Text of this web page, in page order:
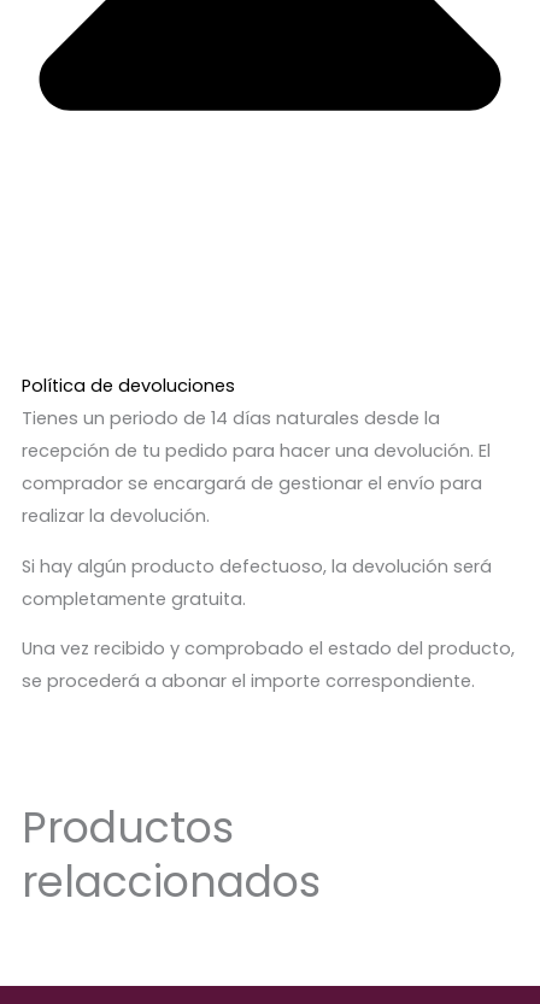
Política de devoluciones
Tienes un periodo de 14 días naturales desde la
recepción de tu pedido para hacer una devolución. El
comprador se encargará de gestionar el envío para
realizar la devolución.
Si hay algún producto defectuoso, la devolución será
completamente gratuita.
Una vez recibido y comprobado el estado del producto,
se procederá a abonar el importe correspondiente.
Productos
relaccionados